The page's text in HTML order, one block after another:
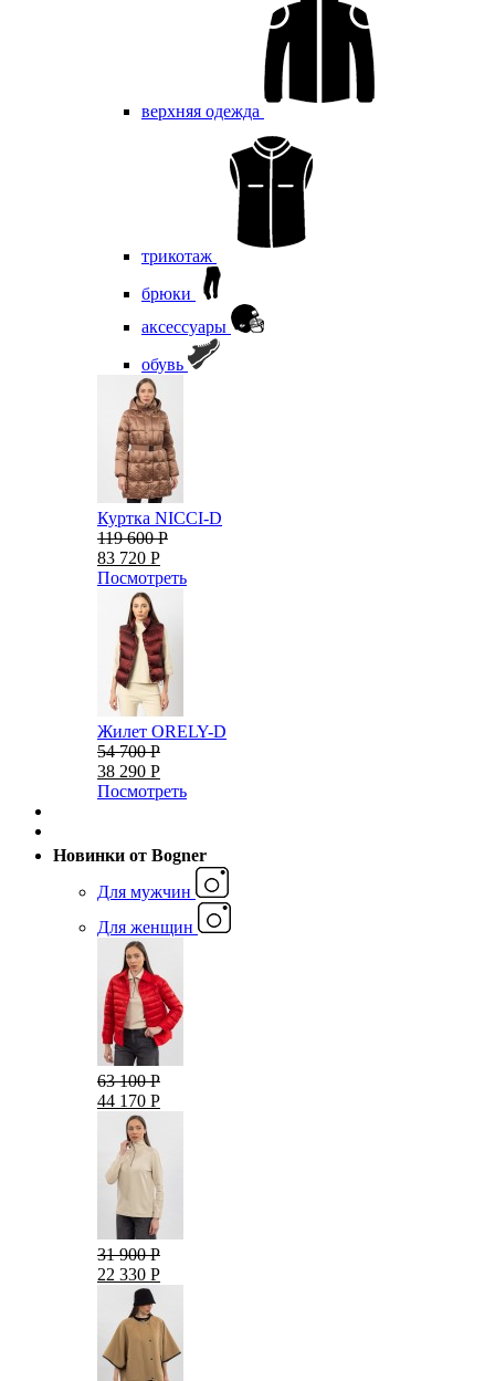
верхняя одежда
трикотаж
брюки
аксессуары
обувь
Куртка NICCI-D
119 600 Р
83 720 Р
Посмотреть
Жилет ORELY-D
54 700 Р
38 290 Р
Посмотреть
Новинки от Bogner
Для мужчин
Для женщин
63 100 Р
44 170 Р
31 900 Р
22 330 Р